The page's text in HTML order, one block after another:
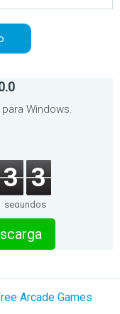
Windows.
3 3
segundos
Arcade Games